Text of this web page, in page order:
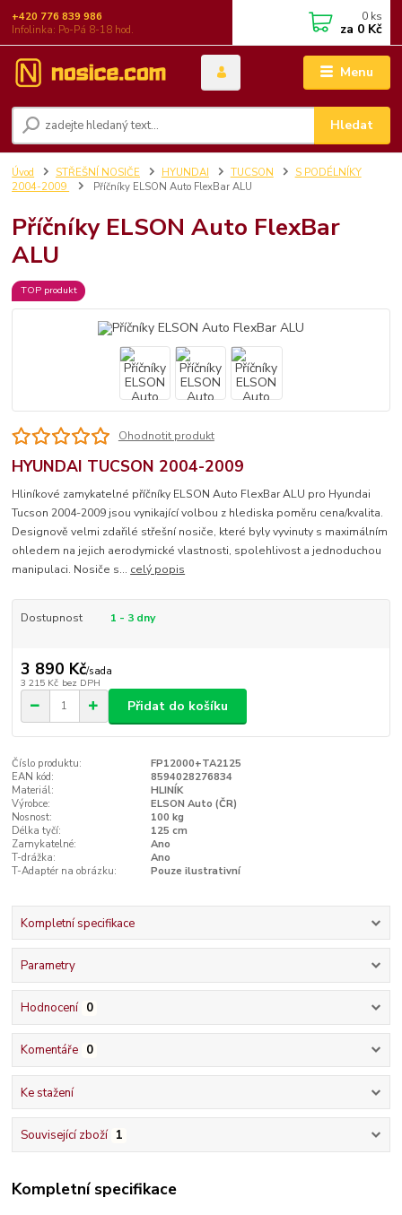
Menu
Hledat
+420 776 839 986
Infolinka: Po-Pá 8-18 hod.
0 ks
za 0 Kč
Úvod STŘEŠNÍ NOSIČE HYUNDAI TUCSON
S PODÉLNÍKY
2004-2009
Příčníky ELSON Auto FlexBar ALU
Příčníky ELSON Auto FlexBar
ALU
TOP produkt
Ohodnotit produkt
HYUNDAI TUCSON 2004-2009
Hliníkové zamykatelné příčníky ELSON Auto FlexBar ALU pro Hyundai
Tucson 2004-2009 jsou vynikající volbou z hlediska poměru cena/kvalita.
Designově velmi zdařilé střešní nosiče, které byly vyvinuty s maximálním
ohledem na jejich aerodymické vlastnosti, spolehlivost a jednoduchou
manipulaci. Nosiče s... celý popis
Dostupnost 1 - 3 dny
3 890 Kč/sada
3 215 Kč bez DPH
Přidat do košíku
Číslo produktu:
FP12000+TA2125
EAN kód:
8594028276834
Materiál:
HLINÍK
Výrobce:
ELSON Auto (ČR)
Nosnost:
100 kg
Délka tyčí:
125 cm
Zamykatelné:
Ano
T-drážka:
Ano
T-Adaptér na obrázku:
Pouze ilustrativní
Kompletní specifikace
Parametry
Hodnocení 0
Komentáře 0
Ke stažení
Související zboží 1
Kompletní specifikace